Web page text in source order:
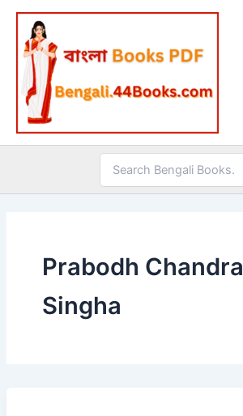
Skip
content
Search
for:
Prabodh Chandra
Singha